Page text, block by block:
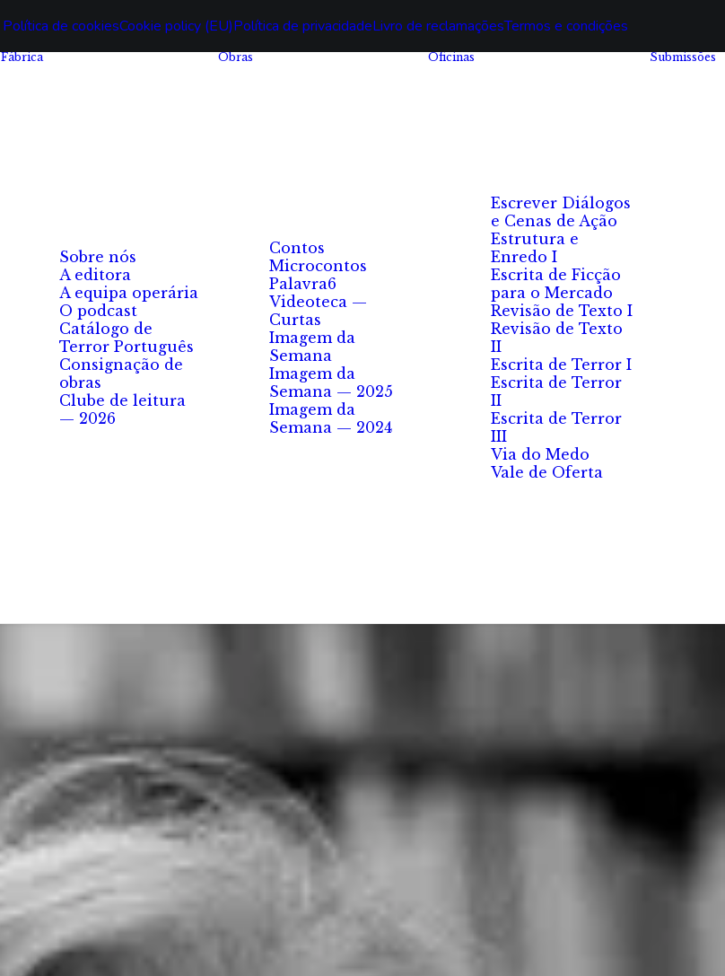
Política de cookiesCookie policy (EU)Política de privacidadeLivro de reclamaçõesTermos e condições
Fábrica
Sobre nós
A editora
A equipa operária
O podcast
Catálogo de
Terror Português
Consignação de
obras
Clube de leitura
— 2026
Obras
Contos
Microcontos
Palavra6
Videoteca —
Curtas
Imagem da
Semana
Imagem da
Semana — 2025
Imagem da
Semana — 2024
Oficinas
Escrever Diálogos
e Cenas de Ação
Estrutura e
Enredo I
Escrita de Ficção
para o Mercado
Revisão de Texto I
Revisão de Texto
II
Escrita de Terror I
Escrita de Terror
II
Escrita de Terror
III
Via do Medo
Vale de Oferta
Submissões